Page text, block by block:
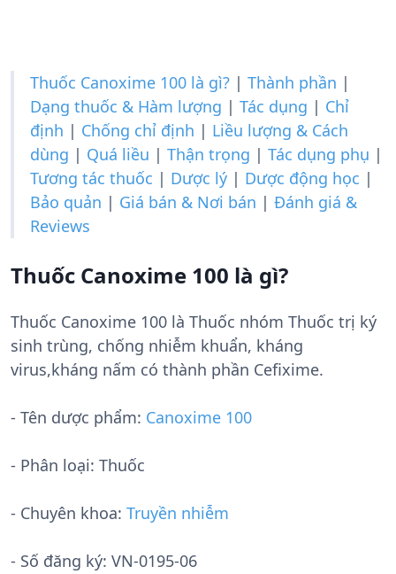
Thuốc Canoxime 100 là gì? | Thành phần |
Dạng thuốc & Hàm lượng | Tác dụng | Chỉ
định | Chống chỉ định | Liều lượng & Cách
dùng | Quá liều | Thận trọng | Tác dụng phụ |
Tương tác thuốc | Dược lý | Dược động học |
Bảo quản | Giá bán & Nơi bán | Đánh giá &
Reviews
Thuốc Canoxime 100 là gì?
Thuốc Canoxime 100 là Thuốc nhóm Thuốc trị ký
sinh trùng, chống nhiễm khuẩn, kháng
virus,kháng nấm có thành phần Cefixime.
- Tên dược phẩm: Canoxime 100
- Phân loại: Thuốc
- Chuyên khoa: Truyền nhiễm
- Số đăng ký: VN-0195-06